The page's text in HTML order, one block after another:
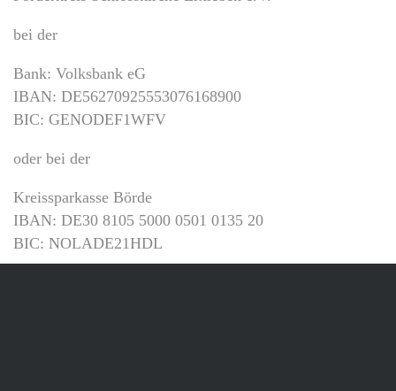
bei der
Bank: Volksbank eG
IBAN: DE56270925553076168900
BIC: GENODEF1WFV
oder bei der
Kreissparkasse Börde
IBAN: DE30 8105 5000 0501 0135 20
BIC: NOLADE21HDL